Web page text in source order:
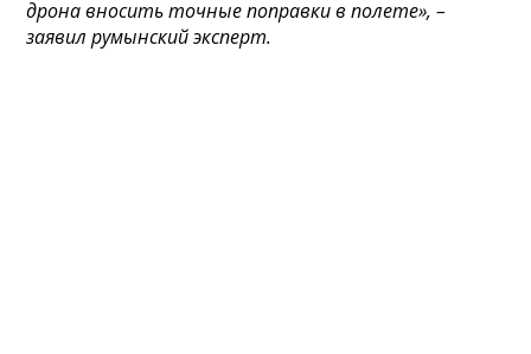
дрона вносить точные поправки в полете», –
заявил румынский эксперт.